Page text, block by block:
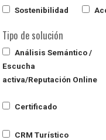
Sostenibilidad
Tipo de solución
Análisis Semántico /
Escucha
activa/Reputación Online
Certificado
CRM Turístico